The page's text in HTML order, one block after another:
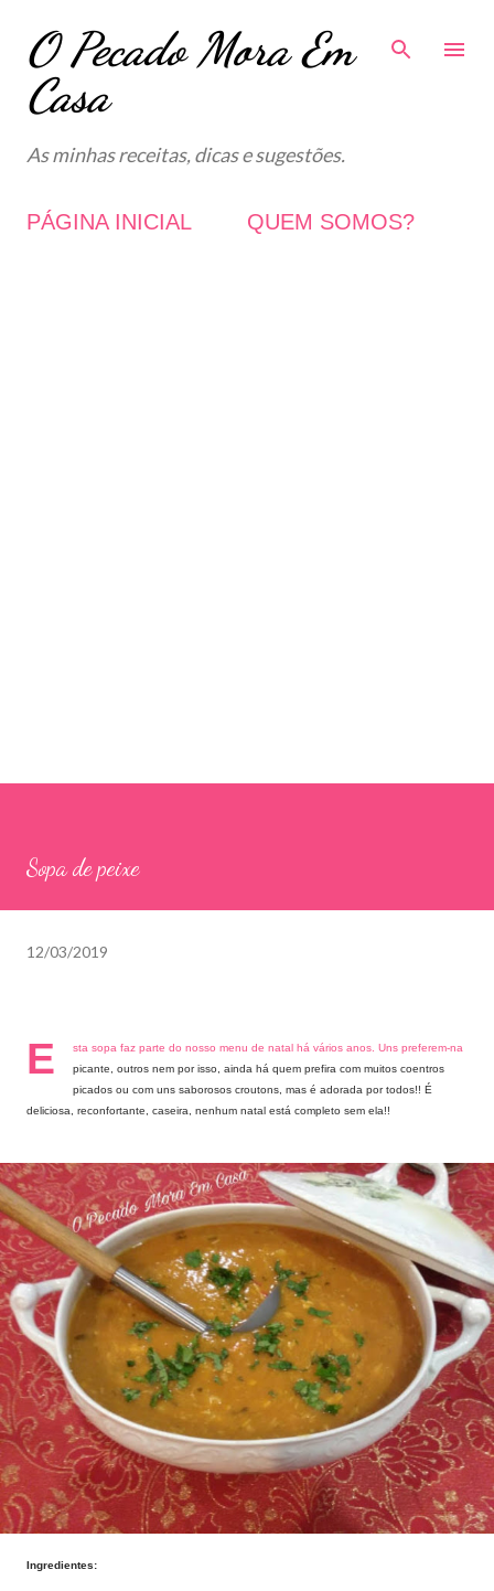
Avançar para o conteúdo principal
O Pecado Mora Em
Casa
As minhas receitas, dicas e sugestões.
PÁGINA INICIAL QUEM SOMOS?
Sopa de peixe
12/03/2019
E
sta sopa faz parte do nosso menu de natal há vários anos. Uns preferem-na
picante, outros nem por isso, ainda há quem prefira com muitos coentros
picados ou com uns saborosos croutons, mas é adorada por todos!! É
deliciosa, reconfortante, caseira, nenhum natal está completo sem ela!!
Ingredientes: